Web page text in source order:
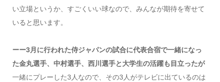
い立場というか、すごくいい球なので、みんなが期待を寄せて
いると思います。
ーー3月に行われた侍ジャパンの試合に代表合宿で一緒になっ
た金丸選手、中村選手、西川選手と大学生の活躍も目立ったが
一緒にプレーした3人なので、その3人がテレビに出ているのは